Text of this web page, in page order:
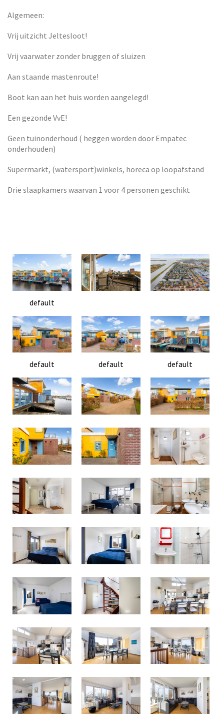
Algemeen:
Vrij uitzicht Jeltesloot!
Vrij vaarwater zonder bruggen of sluizen
Aan staande mastenroute!
Boot kan aan het huis worden aangelegd!
Een gezonde VvE!
Geen tuinonderhoud ( heggen worden door Empatec
onderhouden)
Supermarkt, (watersport)winkels, horeca op loopafstand
Drie slaapkamers waarvan 1 voor 4 personen geschikt
default
default default default